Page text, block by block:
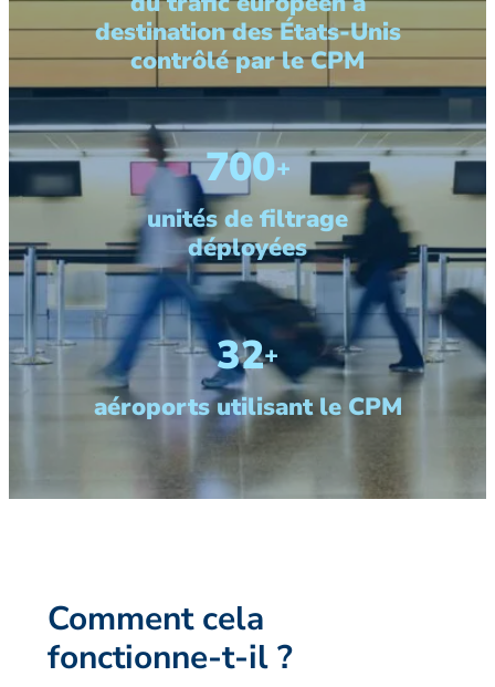
destination des États-Unis
contrôlé par le CPM
700+
unités de filtrage
déployées
32+
aéroports utilisant le CPM
Comment cela
fonctionne-t-il ?